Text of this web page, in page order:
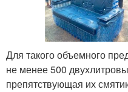
Для такого объемного
не менее 500
препятствующая их